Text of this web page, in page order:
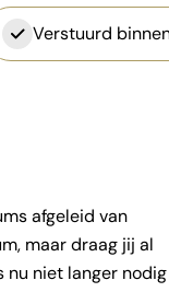
Verstuurd
afgeleid van
maar draag jij al
nu niet langer nodig